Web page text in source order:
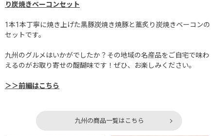
り炭焼きベーコンセット
1本1本丁寧に焼き上げた黒豚炭焼き焼豚と藁炙り炭焼きベーコンの
セットです。
九州のグルメはいかがでしたか？その地域の名産品をご自宅で味わ
えるのがお取り寄せの醍醐味です！ぜひ、お楽しみください。
＞＞前編はこちら
九州の商品一覧はこちら